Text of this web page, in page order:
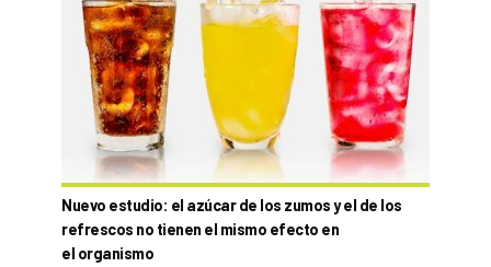
Nuevo estudio: el azúcar de los zumos y el de los
refrescos no tienen el mismo efecto en
el organismo